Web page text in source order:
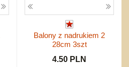
Balony z nadrukiem 2
28cm 3szt
4.50 PLN